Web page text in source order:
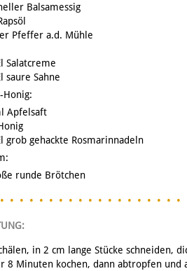
Balsamessig
Pfeffer a.d. Mühle
Salatcreme
saure Sahne
Honig:
Apfelsaft
grob gehackte Rosmarinnadeln
runde Brötchen
in 2 cm lange Stücke schneiden,
8 Minuten kochen, dann abtropfen und